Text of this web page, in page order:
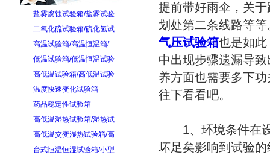
盐雾腐蚀试验箱/盐雾试验
二氧化硫试验箱/硫化氢试
高温试验箱/高温恒温箱/
低温试验箱/低温恒温试验
高低温试验箱/高低温试验
温度快速变化试验箱
药品稳定性试验箱
高低温湿热试验箱/湿热试
高低温交变湿热试验箱/高
台式恒温恒湿试验箱/小型
提前带好雨伞，关
划处第二条线路等
气压试验箱也是如此
中出现步骤遗漏导
养方面也需要多下
往下看看吧。
1、环境条件在设
坏足矣影响到试验